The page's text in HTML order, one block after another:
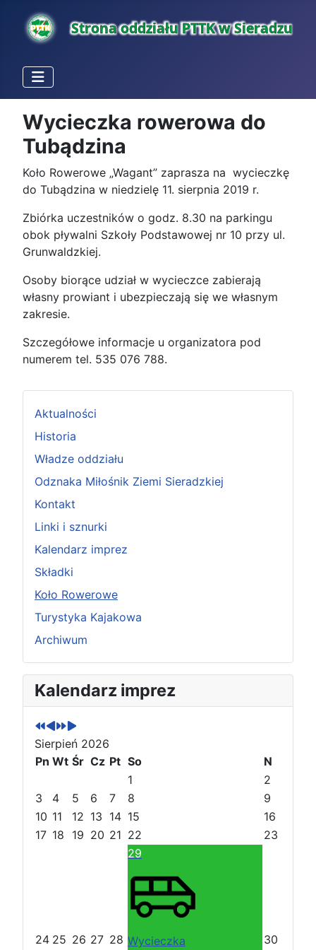
Aktualności
Historia
Władze oddziału
Odznaka Miłośnik Ziemi Sieradzkiej
Kontakt
Linki i sznurki
Kalendarz imprez
Składki
Koło Rowerowe
Turystyka Kajakowa
Archiwum
Kalendarz imprez
P
o
p
r
z
e
n
i
r
P
o
p
r
z
e
i
m
N
a
s
t
ę
p
y
r
o
N
a
s
t
ę
p
y
m
Sierpień 2026
Pn Wt Śr Cz Pt So
N
1
2
3
4 5 6 7 8
9
10 11 12 13 14 15
16
17 18 19 20 21 22 23
24 25 26 27 28
29
Wycieczka 30
Wycieczka rowerowa do
Tubądzina
Koło Rowerowe „Wagant” zaprasza na wycieczkę
do Tubądzina w niedzielę 11. sierpnia 2019 r.
Zbiórka uczestników o godz. 8.30 na parkingu
obok pływalni Szkoły Podstawowej nr 10 przy ul.
Grunwaldzkiej.
Osoby biorące udział w wycieczce zabierają
własny prowiant i ubezpieczają się we własnym
zakresie.
Szczegółowe informacje u organizatora pod
numerem tel. 535 076 788.